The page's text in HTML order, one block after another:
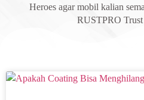
Heroes agar mobil kalian
RUSTPRO Trust